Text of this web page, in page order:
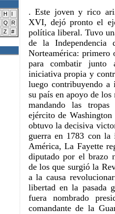
H
I
Q
R
Z #
. Este joven y rico
XVI, dejó pronto el
política liberal. Tuvo
de la Independencia
Norteamérica: primero
para combatir junto
iniciativa propia y
luego contribuyendo
su país en apoyo de
mandando las
ejército de
obtuvo la decisiva
guerra en 1783 con la
América, La Fayette
diputado por el brazo
de los que surgió la
a la causa
libertad en la pasada
fuera nombrado
comandante de la